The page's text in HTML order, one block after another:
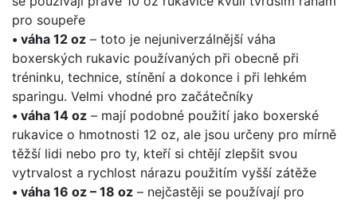
pro soupeře
• váha 12 oz – toto je nejuniverzálnější váha
boxerských rukavic používaných při obecně při
tréninku, technice, stínění a dokonce i při lehkém
sparingu. Velmi vhodné pro začátečníky
• váha 14 oz – mají podobné použití jako boxerské
rukavice o hmotnosti 12 oz, ale jsou určeny pro mírně
těžší lidi nebo pro ty, kteří si chtějí zlepšit svou
vytrvalost a rychlost nárazu použitím vyšší zátěže
• váha 16 oz – 18 oz – nejčastěji se používají pro